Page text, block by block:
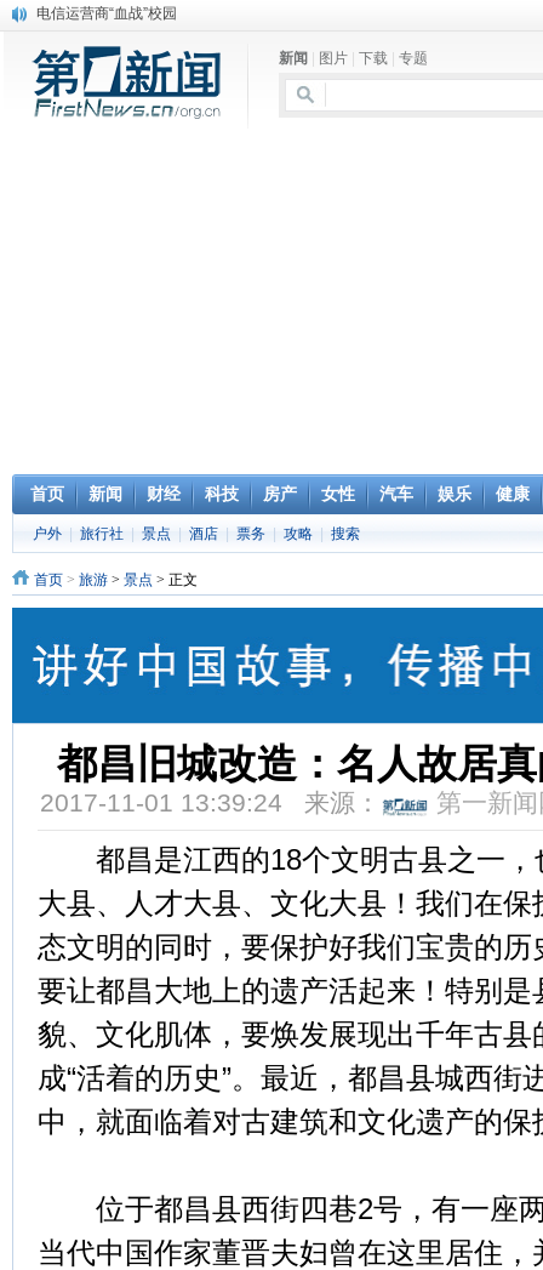
电信运营商“血战”校园
保健品也能吃出一身病? 康宝莱员工自揭多项家丑
煤价"跳水"电企利润"蹦高" 电煤联动亟待完善
苹果公司自建太阳能电厂为数据中心供电
新闻 图片 下载 专题
首页 新闻 财经 科技 房产 女性 汽车 娱乐 健康
户外 旅行社 景点 酒店 票务 攻略 搜索
首页 > 旅游 > 景点 > 正文
都昌旧城改造：名人故居
2017-11-01 13:39:24 来源： 第一新
都昌是江西的18个文明古县之一，
大县、人才大县、文化大县！我们在
态文明的同时，要保护好我们宝贵的
要让都昌大地上的遗产活起来！特别
貌、文化肌体，要焕发展现出千年古
成“活着的历史”。最近，都昌县城西街
中，就面临着对古建筑和文化遗产的保
位于都昌县西街四巷2号，有一座
当代中国作家董晋夫妇曾在这里居住